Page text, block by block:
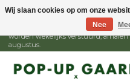
1 - 15 augustus is de winkel
worden wekelijks verstuurd,
augustus.
Wij slaan cookies op om onze
Nee